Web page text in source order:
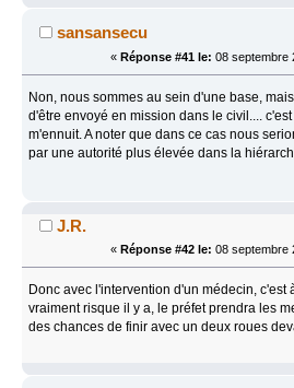
sansansecu
« Réponse #41 le: 08 septembre
Non, nous sommes au sein d'une base,
d'être envoyé en mission dans le civil....
m'ennuit. A noter que dans ce cas nous
par une autorité plus élevée dans la
J.R.
« Réponse #42 le: 08 septembre
Donc avec l'intervention d'un médecin, c'est
vraiment risque il y a, le préfet prendra les
des chances de finir avec un deux roues